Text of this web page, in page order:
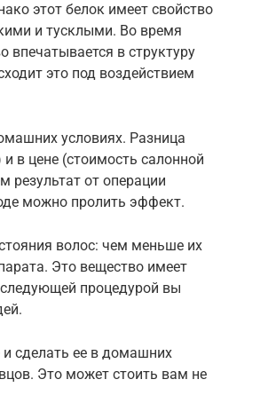
этот белок имеет свойство
и тусклыми. Во время
в структуру
это под воздействием
условиях. Разница
в цене (стоимость салонной
результат от операции
можно пролить эффект.
волос: чем меньше их
Это вещество имеет
процедурой вы
сделать ее в домашних
Это может стоить вам не